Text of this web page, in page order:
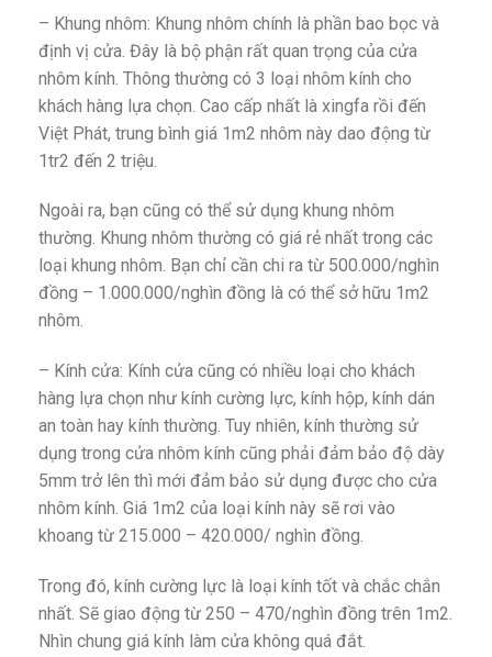
– Khung nhôm: Khung nhôm chính là phần bao bọc và
định vị cửa. Đây là bộ phận rất quan trọng của cửa
nhôm kính. Thông thường có 3 loại nhôm kính cho
khách hàng lựa chọn. Cao cấp nhất là xingfa rồi đến
Việt Phát, trung bình giá 1m2 nhôm này dao động từ
1tr2 đến 2 triệu.
Ngoài ra, bạn cũng có thể sử dụng khung nhôm
thường. Khung nhôm thường có giá rẻ nhất trong các
loại khung nhôm. Bạn chỉ cần chi ra từ 500.000/nghìn
đồng – 1.000.000/nghìn đồng là có thể sở hữu 1m2
nhôm.
– Kính cửa: Kính cửa cũng có nhiều loại cho khách
hàng lựa chọn như kính cường lực, kính hộp, kính dán
an toàn hay kính thường. Tuy nhiên, kính thường sử
dụng trong cửa nhôm kính cũng phải đảm bảo độ dày
5mm trở lên thì mới đảm bảo sử dụng được cho cửa
nhôm kính. Giá 1m2 của loại kính này sẽ rơi vào
khoang từ 215.000 – 420.000/ nghìn đồng.
Trong đó, kính cường lực là loại kính tốt và chắc chắn
nhất. Sẽ giao động từ 250 – 470/nghìn đồng trên 1m2.
Nhìn chung giá kính làm cửa không quá đắt.